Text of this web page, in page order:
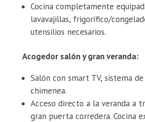
Cocina completamente
lavavajillas, frigorífico/
utensilios necesarios.
Acogedor salón y gran veranda:
Salón con smart TV, sistema
chimenea.
Acceso directo a la veranda a
gran puerta corredera. Cocina